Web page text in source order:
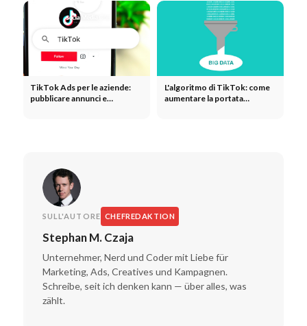
TikTok Ads per le aziende:
pubblicare annunci e
L'algoritmo di TikTok: come
aumentare la portata
SULL'AUTORE CHEFREDAKTION
Stephan M. Czaja
Unternehmer, Nerd und Coder mit Liebe für
Marketing, Ads, Creatives und Kampagnen.
Schreibe, seit ich denken kann — über alles, was
zählt.